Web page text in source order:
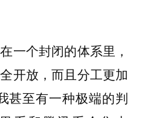
一个封闭的体系里，
开放，而且分工更加
甚至有一种极端的判